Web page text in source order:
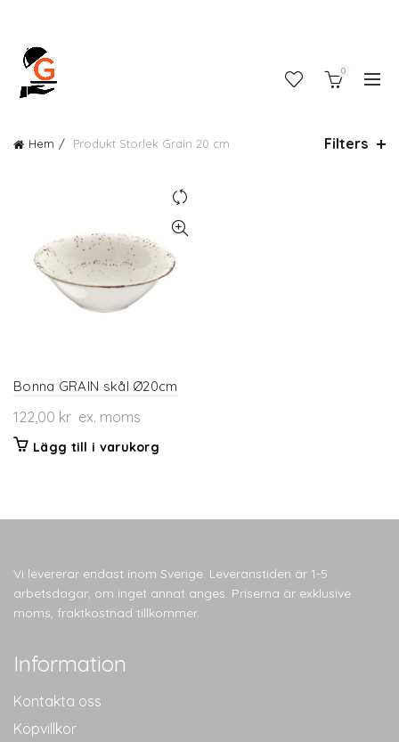
0
Hem Produkt Storlek Grain 20 cm Filters
Bonna GRAIN skål Ø20cm
122,00 kr ex. moms
Lägg till i varukorg
Vi levererar endast inom Sverige. Leveranstiden är 1-5
arbetsdagar, om inget annat anges. Priserna är exklusive
moms, fraktkostnad tillkommer.
Information
Kontakta oss
Köpvillkor